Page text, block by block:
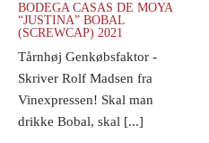
BODEGA CASAS DE MOYA
“JUSTINA” BOBAL
(SCREWCAP) 2021
Tårnhøj Genkøbsfaktor -
Skriver Rolf Madsen fra
Vinexpressen! Skal man
drikke Bobal, skal [...]